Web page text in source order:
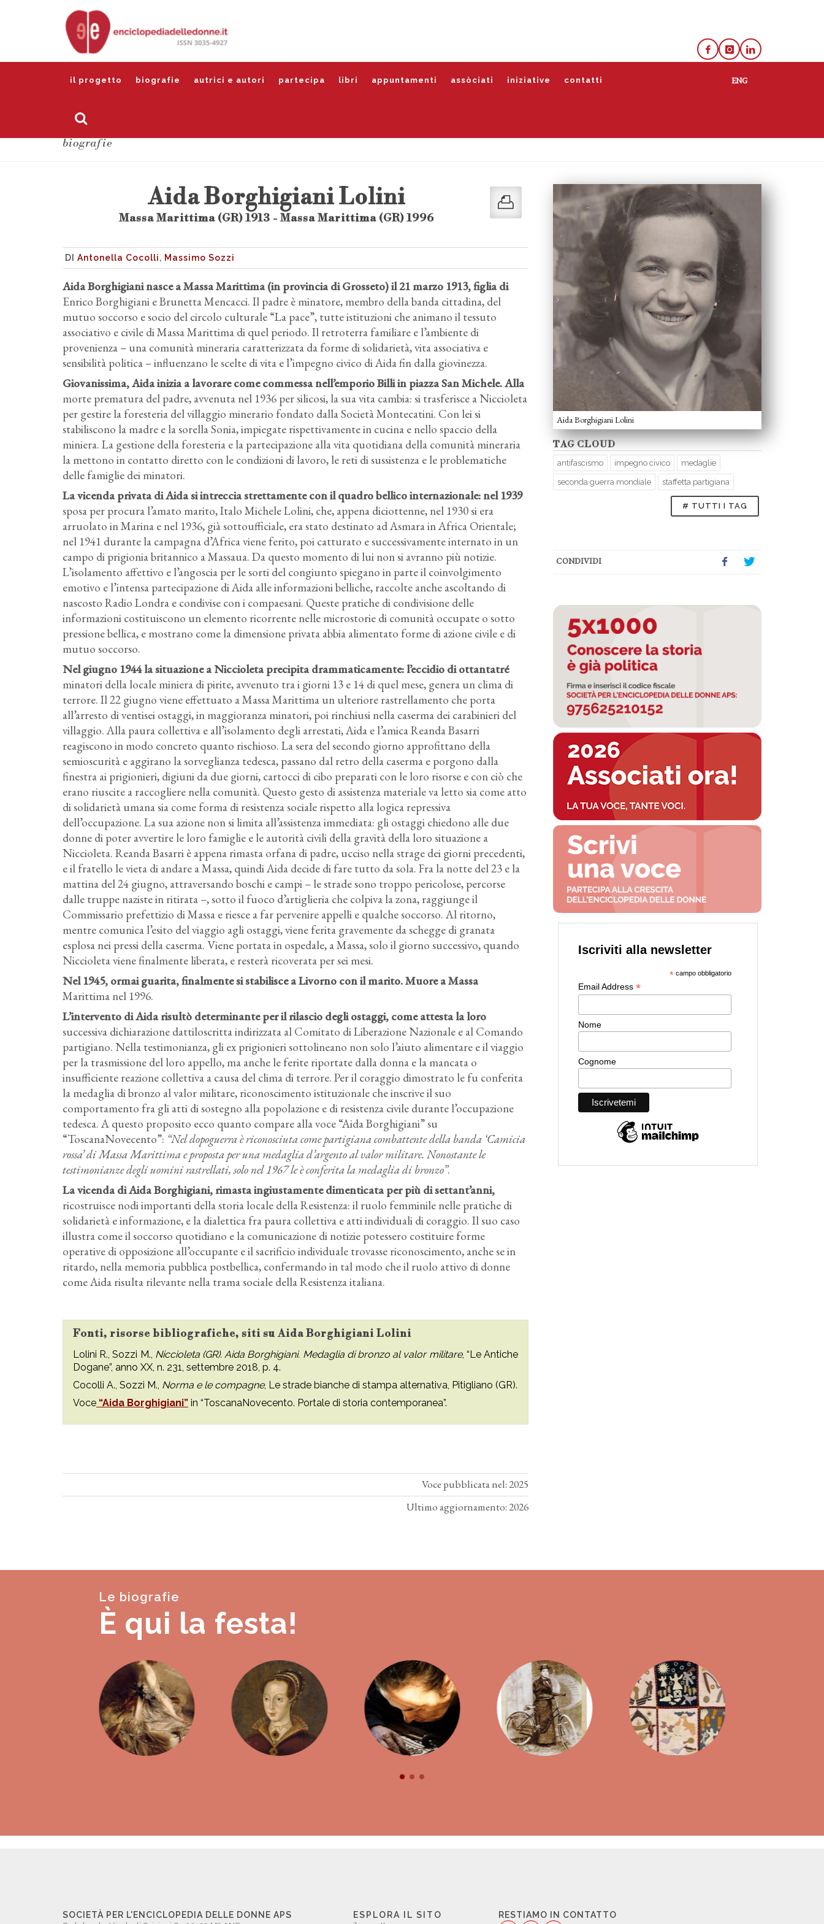
il progetto biografie autrici e autori partecipa libri appuntamenti assòciati iniziative contatti
biografie
Aida Borghigiani Lolini
TAG CLOUD
antifascismo impegno civico medaglie
seconda guerra mondiale staffetta partigiana
# TUTTI I TAG
CONDIVIDI
Aida Borghigiani Lolini
Massa Marittima (GR) 1913 - Massa Marittima (GR) 1996
DI Antonella Cocolli, Massimo Sozzi
Aida Borghigiani nasce a Massa Marittima (in provincia di Grosseto) il 21 marzo 1913, figlia di
Enrico Borghigiani e Brunetta Mencacci. Il padre è minatore, membro della banda cittadina, del
mutuo soccorso e socio del circolo culturale “La pace”, tutte istituzioni che animano il tessuto
associativo e civile di Massa Marittima di quel periodo. Il retroterra familiare e l’ambiente di
provenienza – una comunità mineraria caratterizzata da forme di solidarietà, vita associativa e
sensibilità politica – influenzano le scelte di vita e l’impegno civico di Aida fin dalla giovinezza.
Giovanissima, Aida inizia a lavorare come commessa nell’emporio Billi in piazza San Michele. Alla
morte prematura del padre, avvenuta nel 1936 per silicosi, la sua vita cambia: si trasferisce a Niccioleta
per gestire la foresteria del villaggio minerario fondato dalla Società Montecatini. Con lei si
stabiliscono la madre e la sorella Sonia, impiegate rispettivamente in cucina e nello spaccio della
miniera. La gestione della foresteria e la partecipazione alla vita quotidiana della comunità mineraria
la mettono in contatto diretto con le condizioni di lavoro, le reti di sussistenza e le problematiche
delle famiglie dei minatori.
La vicenda privata di Aida si intreccia strettamente con il quadro bellico internazionale: nel 1939
sposa per procura l’amato marito, Italo Michele Lolini, che, appena diciottenne, nel 1930 si era
arruolato in Marina e nel 1936, già sottoufficiale, era stato destinato ad Asmara in Africa Orientale;
nel 1941 durante la campagna d’Africa viene ferito, poi catturato e successivamente internato in un
campo di prigionia britannico a Massaua. Da questo momento di lui non si avranno più notizie.
L’isolamento affettivo e l’angoscia per le sorti del congiunto spiegano in parte il coinvolgimento
emotivo e l’intensa partecipazione di Aida alle informazioni belliche, raccolte anche ascoltando di
nascosto Radio Londra e condivise con i compaesani. Queste pratiche di condivisione delle
informazioni costituiscono un elemento ricorrente nelle microstorie di comunità occupate o sotto
pressione bellica, e mostrano come la dimensione privata abbia alimentato forme di azione civile e di
mutuo soccorso.
Nel giugno 1944 la situazione a Niccioleta precipita drammaticamente: l’eccidio di ottantatré
minatori della locale miniera di pirite, avvenuto tra i giorni 13 e 14 di quel mese, genera un clima di
terrore. Il 22 giugno viene effettuato a Massa Marittima un ulteriore rastrellamento che porta
all’arresto di ventisei ostaggi, in maggioranza minatori, poi rinchiusi nella caserma dei carabinieri del
villaggio. Alla paura collettiva e all’isolamento degli arrestati, Aida e l’amica Reanda Basarri
reagiscono in modo concreto quanto rischioso. La sera del secondo giorno approfittano della
semioscurità e aggirano la sorveglianza tedesca, passano dal retro della caserma e porgono dalla
finestra ai prigionieri, digiuni da due giorni, cartocci di cibo preparati con le loro risorse e con ciò che
erano riuscite a raccogliere nella comunità. Questo gesto di assistenza materiale va letto sia come atto
di solidarietà umana sia come forma di resistenza sociale rispetto alla logica repressiva
dell’occupazione. La sua azione non si limita all’assistenza immediata: gli ostaggi chiedono alle due
donne di poter avvertire le loro famiglie e le autorità civili della gravità della loro situazione a
Niccioleta. Reanda Basarri è appena rimasta orfana di padre, ucciso nella strage dei giorni precedenti,
e il fratello le vieta di andare a Massa, quindi Aida decide di fare tutto da sola. Fra la notte del 23 e la
mattina del 24 giugno, attraversando boschi e campi – le strade sono troppo pericolose, percorse
dalle truppe naziste in ritirata –, sotto il fuoco d’artiglieria che colpiva la zona, raggiunge il
Commissario prefettizio di Massa e riesce a far pervenire appelli e qualche soccorso. Al ritorno,
mentre comunica l’esito del viaggio agli ostaggi, viene ferita gravemente da schegge di granata
esplosa nei pressi della caserma. Viene portata in ospedale, a Massa, solo il giorno successivo, quando
Niccioleta viene finalmente liberata, e resterà ricoverata per sei mesi.
Nel 1945, ormai guarita, finalmente si stabilisce a Livorno con il marito. Muore a Massa
Marittima nel 1996.
L’intervento di Aida risultò determinante per il rilascio degli ostaggi, come attesta la loro
successiva dichiarazione dattiloscritta indirizzata al Comitato di Liberazione Nazionale e al Comando
partigiano. Nella testimonianza, gli ex prigionieri sottolineano non solo l’aiuto alimentare e il viaggio
per la trasmissione del loro appello, ma anche le ferite riportate dalla donna e la mancata o
insufficiente reazione collettiva a causa del clima di terrore. Per il coraggio dimostrato le fu conferita
la medaglia di bronzo al valor militare, riconoscimento istituzionale che inscrive il suo
comportamento fra gli atti di sostegno alla popolazione e di resistenza civile durante l’occupazione
tedesca. A questo proposito ecco quanto compare alla voce “Aida Borghigiani” su
“ToscanaNovecento”: “Nel dopoguerra è riconosciuta come partigiana combattente della banda ‘Camicia
rossa’ di Massa Marittima e proposta per una medaglia d’argento al valor militare. Nonostante le
testimonianze degli uomini rastrellati, solo nel 1967 le è conferita la medaglia di bronzo”.
La vicenda di Aida Borghigiani, rimasta ingiustamente dimenticata per più di settant’anni,
ricostruisce nodi importanti della storia locale della Resistenza: il ruolo femminile nelle pratiche di
solidarietà e informazione, e la dialettica fra paura collettiva e atti individuali di coraggio. Il suo caso
illustra come il soccorso quotidiano e la comunicazione di notizie potessero costituire forme
operative di opposizione all’occupante e il sacrificio individuale trovasse riconoscimento, anche se in
ritardo, nella memoria pubblica postbellica, confermando in tal modo che il ruolo attivo di donne
come Aida risulta rilevante nella trama sociale della Resistenza italiana.
Fonti, risorse bibliografiche, siti su Aida Borghigiani Lolini
Lolini R., Sozzi M., Niccioleta (GR). Aida Borghigiani. Medaglia di bronzo al valor militare, “Le Antiche
Dogane”, anno XX, n. 231, settembre 2018, p. 4.
Cocolli A., Sozzi M., Norma e le compagne, Le strade bianche di stampa alternativa, Pitigliano (GR).
Voce “Aida Borghigiani” in “ToscanaNovecento. Portale di storia contemporanea”.
Voce pubblicata nel: 2025
Ultimo aggiornamento: 2026
Le biografie
È qui la festa!
SOCIETÀ PER L'ENCICLOPEDIA DELLE DONNE APS ESPLORA IL SITO RESTIAMO IN CONTATTO